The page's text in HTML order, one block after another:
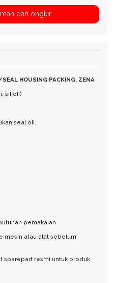
dan ongkir
HOUSING PACKING, ZENA
sil oli)
seal oli.
pemakaian.
mesin atau alat sebelum
sparepart resmi untuk produk